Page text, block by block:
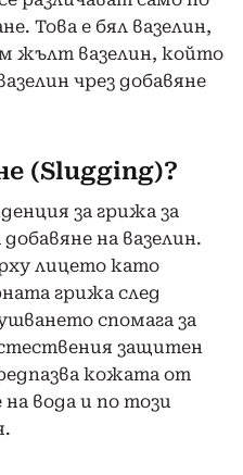
Това е бял вазелин,
жълт вазелин, който
чрез добавяне
(Slugging)?
за грижа за
на вазелин.
лицето като
грижа след
спомага за
защитен
кожата от
вода и по този